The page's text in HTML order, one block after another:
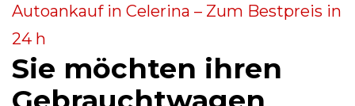
Autoankauf in Celerina – Zum Bestpreis in
24 h
Sie möchten ihren